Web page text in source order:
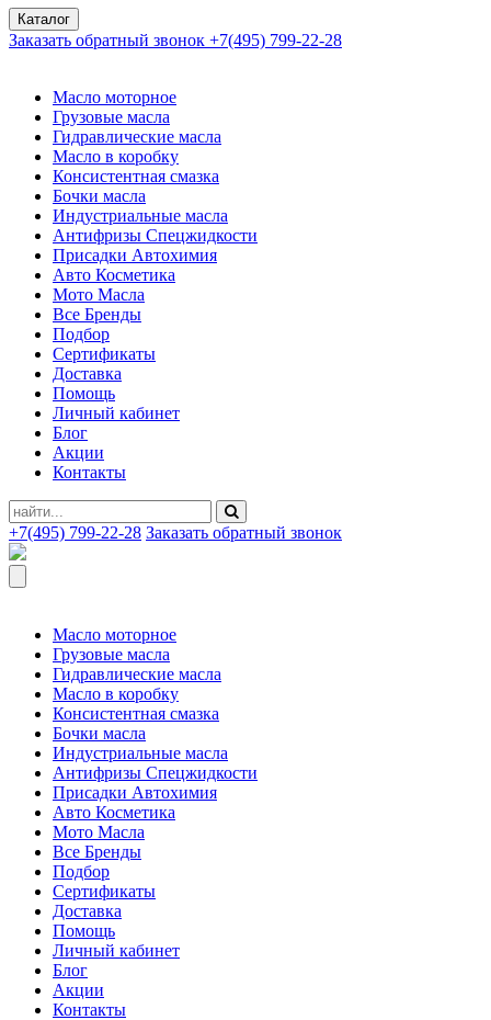
Каталог
Заказать обратный звонок +7(495) 799-22-28
Масло моторное
Грузовые масла
Гидравлические масла
Масло в коробку
Консистентная смазка
Бочки масла
Индустриальные масла
Антифризы Спецжидкости
Присадки Автохимия
Авто Косметика
Мото Масла
Все Бренды
Подбор
Сертификаты
Доставка
Помощь
Личный кабинет
Блог
Акции
Контакты
+7(495) 799-22-28 Заказать обратный звонок
Масло моторное
Грузовые масла
Гидравлические масла
Масло в коробку
Консистентная смазка
Бочки масла
Индустриальные масла
Антифризы Спецжидкости
Присадки Автохимия
Авто Косметика
Мото Масла
Все Бренды
Подбор
Сертификаты
Доставка
Помощь
Личный кабинет
Блог
Акции
Контакты